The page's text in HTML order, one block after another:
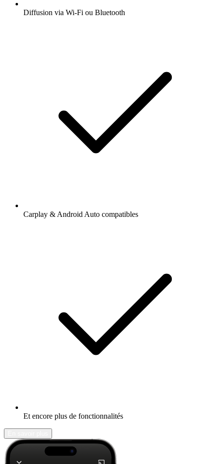
Diffusion via Wi-Fi ou Bluetooth
Carplay & Android Auto compatibles
Et encore plus de fonctionnalités